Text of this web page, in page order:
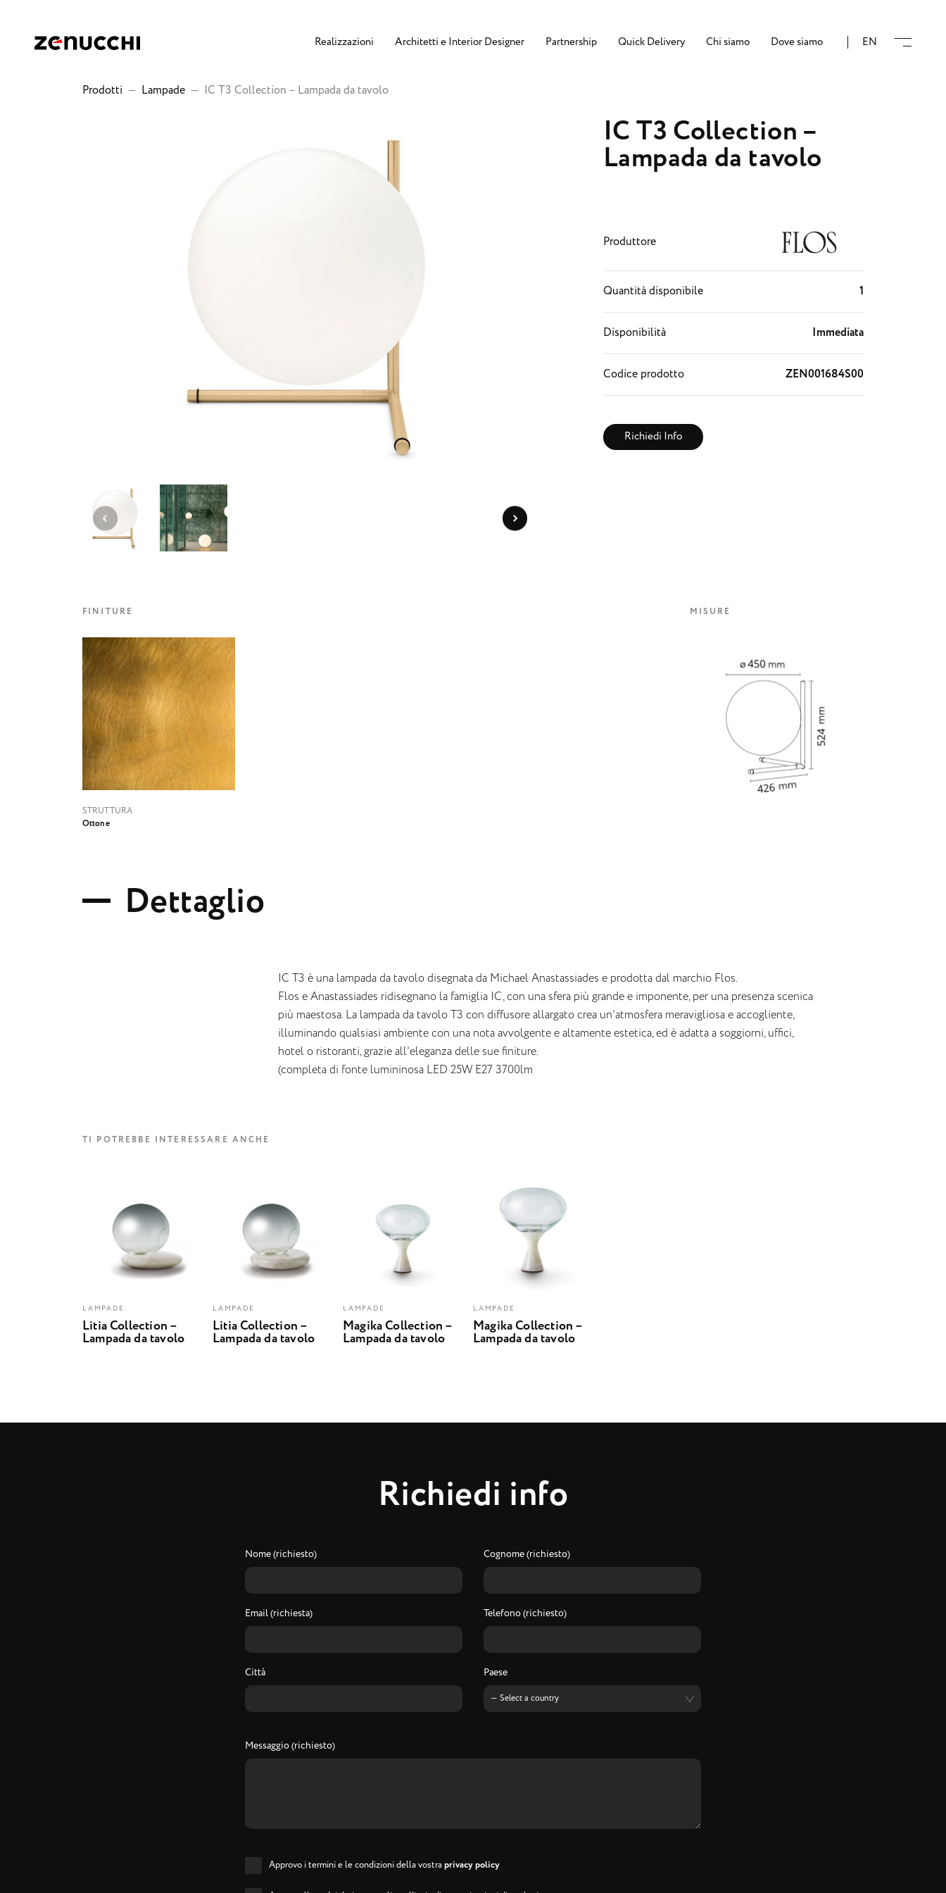
Realizzazioni Architetti e Interior Designer Partnership Quick Delivery Chi siamo Dove siamo EN
Prodotti — Lampade — IC T3 Collection – Lampada da tavolo
IC T3 Collection –
Lampada da tavolo
Produttore
Quantità disponibile 1
Disponibilità Immediata
Codice prodotto ZEN001684S00
Richiedi Info
FINITURE
STRUTTURA
Ottone
MISURE
Dettaglio
IC T3 è una lampada da tavolo disegnata da Michael Anastassiades e prodotta dal marchio Flos.
Flos e Anastassiades ridisegnano la famiglia IC, con una sfera più grande e imponente, per una presenza scenica
più maestosa. La lampada da tavolo T3 con diffusore allargato crea un’atmosfera meravigliosa e accogliente,
illuminando qualsiasi ambiente con una nota avvolgente e altamente estetica, ed è adatta a soggiorni, uffici,
hotel o ristoranti, grazie all’eleganza delle sue finiture.
(completa di fonte lumininosa LED 25W E27 3700lm
TI POTREBBE INTERESSARE ANCHE
LAMPADE
Litia Collection –
Lampada da tavolo
LAMPADE
Litia Collection –
Lampada da tavolo
LAMPADE
Magika Collection –
Lampada da tavolo
LAMPADE
Magika Collection –
Lampada da tavolo
Richiedi info
Nome (richiesto) Cognome (richiesto)
Email (richiesta) Telefono (richiesto)
Città Paese
Messaggio (richiesto)
Approvo i termini e le condizioni della vostraprivacy policy